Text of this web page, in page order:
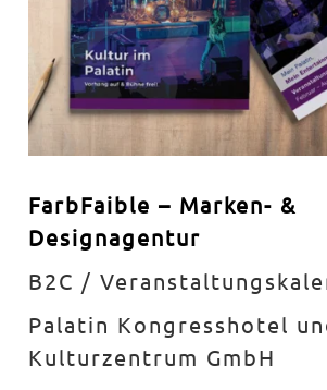
FarbFaible – Marken- &
Designagentur
B2C /
Palatin Kongresshotel
Kulturzentrum GmbH